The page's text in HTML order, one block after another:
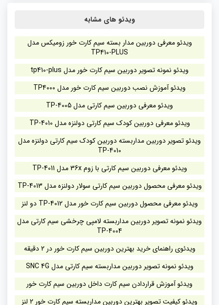
ویدئو های مشابه
ویدئو معرفی دوربین مدار بسته سیم کارت خور زومیکس مدل
TP410-PLUS
ویدئو نمونه تصویر دوربین سیم کارت خور مدل tp410-plus
ویدئو آموزش نصب دوربین سیم کارت خور مدل TP4000
ویدئو معرفی دوربین سیم کارتی مدل TP-4005
ویدئو معرفی دوربین کودک سیم کارتی دولنزه مدل TP-4010
ویدئو تصویر دوربین مداربسته دوربین کودک سیم کارتی دولنزه مدل
TP-4010
ویدئو معرفی دوربین سیم کارتی با زوم 36x مدل TP-4011
ویدئو معرفی محصول دوربین سیم کارتی سولار دولنزه مدل TP-4013
ویدئو معرفی محصول دوربین سیم کارت خور مدل TP-4012 دو لنز
ویدئو نمونه تصویر دوربین مداربسته لامپی چرخشی سیم کارتی مدل
TP-4004
ویدئوی راهنمای خرید بهترین دوربین سیم کارت خور در 2 دقیقه
ویدئو نمونه تصویر دوربین مداربسته سیم کارتی مدل SNC 4G
ویدئو آموزش قراردادن سیم کارت داخل دوربین سیم کارت خور
ویدئو کیفیت تصویر بهترین دوربین مداربسته سیم کارت خور 2 لنز